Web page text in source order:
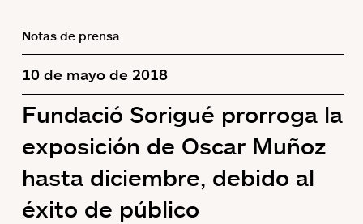
Notas de prensa
10 de mayo de 2018
Fundació Sorigué prorroga la
exposición de Oscar Muñoz
hasta diciembre, debido al
éxito de público